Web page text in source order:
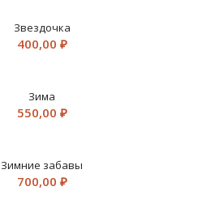
Звездочка
400,00 ₽
Зима
550,00 ₽
Зимние забавы
700,00 ₽